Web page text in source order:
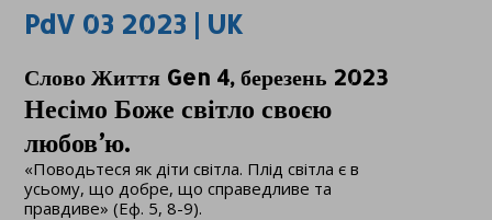
PdV 03 2023 | UK
Слово Життя Gen 4, березень 2023
Несімо Боже світло своєю
любов’ю.
«Поводьтеся як діти світла. Плід світла є в
усьому, що добре, що справедливе та
правдиве» (Еф. 5, 8-9).